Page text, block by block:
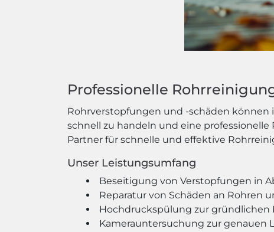
Professionelle
Rohrverstopfungen und -schäden können
schnell zu handeln und eine
Partner für schnelle und effektive
Unser Leistungsumfang
Beseitigung von Verstopfungen in
Reparatur von Schäden an Rohren
Hochdruckspülung zur gründlichen
Kamerauntersuchung zur genauen